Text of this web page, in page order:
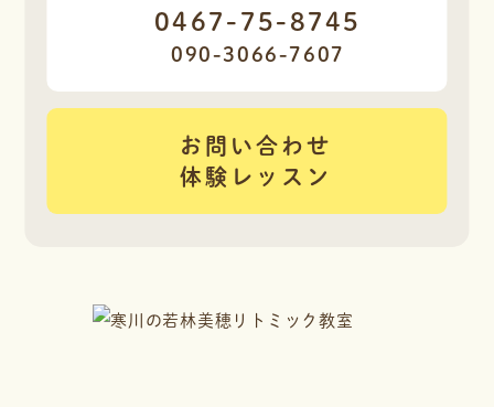
0467-75-8745
090-3066-7607
お問い合わせ
体験レッスン